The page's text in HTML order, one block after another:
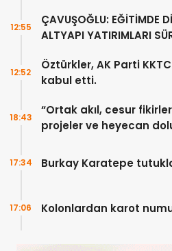
ÇAVUŞOĞLU: EĞİTİMDE
ALTYAPI YATIRIMLARI
12:55
Öztürkler, AK Parti
kabul etti.
12:52
“Ortak akıl, cesur
projeler ve heyecan
18:43
Burkay Karatepe
17:34
Kolonlardan karot
17:06